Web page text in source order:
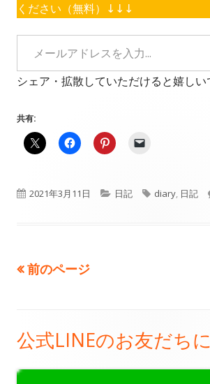
ください（無料）↓↓↓
メールアドレスを入力...
シェア・拡散していただけると嬉しい
共有:
公
2021年3月11日
カ
日記
タ
diary, 日記
投
の
ペ
前のページ
メ
イ
公式LINEのお友だち